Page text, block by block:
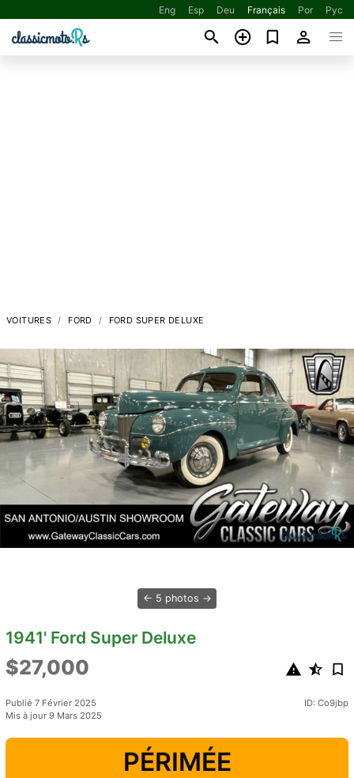
Eng Esp Deu Français Por Рус
VOITURES FORD FORD SUPER DELUXE
5 photos
1941' Ford Super Deluxe
$27,000
Publié 7 Février 2025
Mis à jour 9 Mars 2025
ID: Co9jbp
PÉRIMÉE